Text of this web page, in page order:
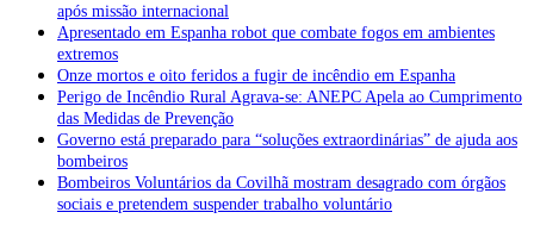
após missão internacional
Apresentado em Espanha robot que combate fogos em ambientes
extremos
Onze mortos e oito feridos a fugir de incêndio em Espanha
Perigo de Incêndio Rural Agrava-se: ANEPC Apela ao Cumprimento
das Medidas de Prevenção
Governo está preparado para “soluções extraordinárias” de ajuda aos
bombeiros
Bombeiros Voluntários da Covilhã mostram desagrado com órgãos
sociais e pretendem suspender trabalho voluntário